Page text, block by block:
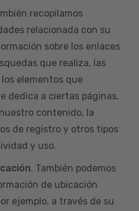
recopilamos
relacionada con su
sobre los enlaces
que realiza, las
elementos que
dedica a ciertas páginas,
contenido, la
de registro y otros tipos
y uso.
. También podemos
de ubicación
ejemplo, a través de su